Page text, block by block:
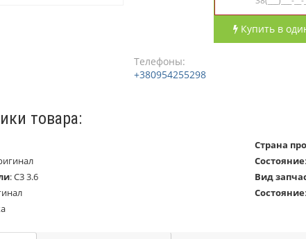
Купить в
Телефоны:
+380954255298
товара:
Страна
Состояние:
:С3 3.6 Вид
Состояние: